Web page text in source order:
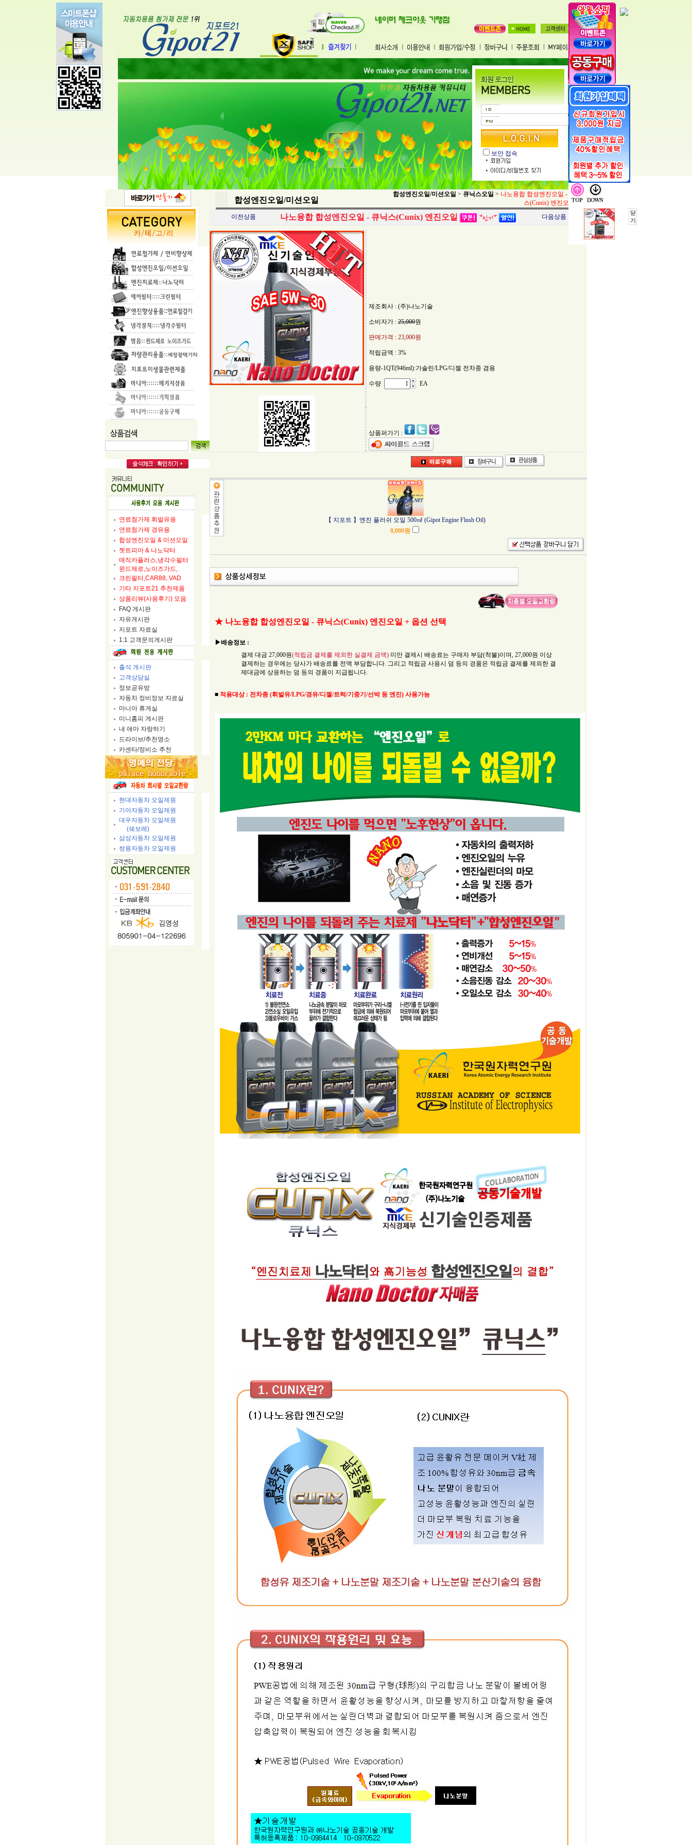
보안 접속
연료첨가제 휘발유용
연료첨가제 경유용
합성엔진오일 & 미션오일
젯트피아 & 나노닥터
매직카플러스,냉각수필터
윈드제로,노이즈가드,
크린필터,CAR88, VAD
기타 지포트21 추천제품
상품리뷰(사용후기) 모음
FAQ 게시판
자유게시판
지포트 자료실
1:1 고객문의게시판
출석 게시판
고객상담실
정보공유방
자동차 정비정보 자료실
마니아 휴게실
미니홈피 게시판
내 애마 자랑하기
드라이브/추천명소
카센타/정비소 추천
현대자동차 오일제원
기아자동차 오일제원
대우자동차 오일제원
(쉐보레)
삼성자동차 오일제원
쌍용자동차 오일제원
합성엔진오일/미션오일
합성엔진오일/미션오일 > 큐닉스오일 > 나노융합 합성엔진오일 - 큐닉
스(Cunix) 엔진오일
이전상품
나노융합 합성엔진오일 - 큐닉스(Cunix) 엔진오일 다음상품
제조회사 : (주)나노기술
소비자가 : 25,000원
판매가격 : 23,000원
적립금액 : 3%
용량-1QT(946ml):가솔린/LPG/디젤 전차종 겸용
수량 EA
상품퍼가기 :
【 지포트 】엔진 플러쉬 오일 500㎖ (Gipot Engine Flush Oil)
8,000원
★ 나노융합 합성엔진오일 - 큐닉스(Cunix) 엔진오일 + 옵션 선택
▶배송정보 :
결제 대금 27,000원(적립금 결제를 제외한 실결제 금액) 미만 결제시 배송료는 구매자 부담(착불)이며, 27,000원 이상
결제하는 경우에는 당사가 배송료를 전액 부담합니다. 그리고 적립금 사용시 덤 등의 경품은 적립금 결제를 제외한 결
제대금에 상응하는 덤 등의 경품이 지급됩니다.
■ 적용대상 : 전차종 (휘발유/LPG/경유/디젤/트럭/기중기/선박 등 엔진) 사용가능
닫
기